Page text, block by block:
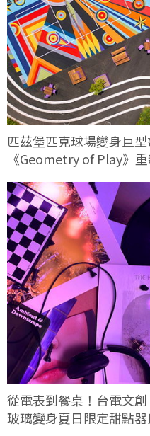
匹茲堡匹克球場變身巨
《Geometry of Play》
從電表到餐桌！台電文
玻璃變身夏日限定甜點器